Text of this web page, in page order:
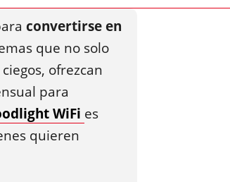
convertirse en
que no solo
ofrezcan
para
WiFi es
quieren